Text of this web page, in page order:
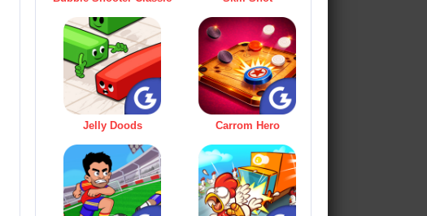
Jelly Doods Carrom Hero